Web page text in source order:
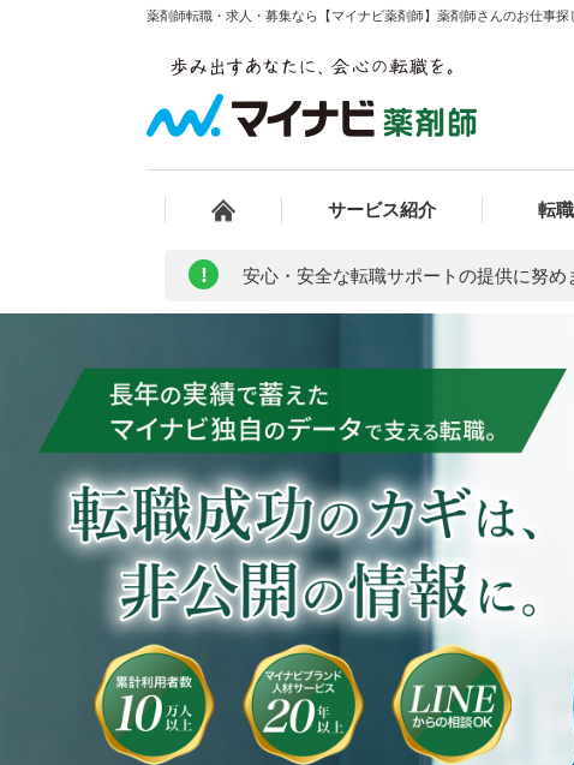
薬剤師転職・求人・募集なら【マイナビ薬剤師】薬剤師さんのお仕事探
サービス紹介 転
! 安心・安全な転職サポートの提供に努め